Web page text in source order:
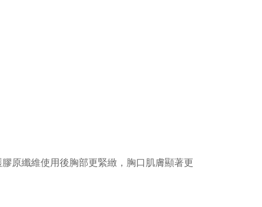
原纖維使用後胸部更緊緻，胸口肌膚顯著更